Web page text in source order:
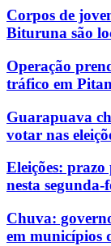
Corpos de
Bituruna são
Operação
tráfico em
Guarapuava
votar nas
Eleições:
nesta segunda-
Chuva:
em municípios